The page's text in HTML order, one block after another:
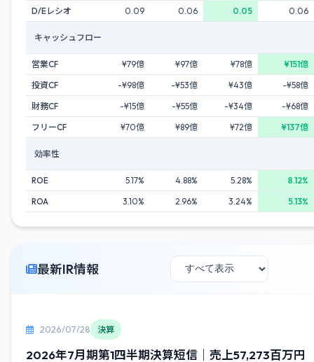
D/Eレシオ
0.09 0.06 0.05 0.06
キャッシュフロー
営業CF ¥79億 ¥97億 ¥78億
¥151億
投資CF
-¥98億 -¥53億 ¥43億
-¥58億
財務CF
-¥15億 -¥55億 -¥34億
-¥68億
フリーCF
¥70億 ¥89億 ¥72億 ¥137億
効率性
ROE 5.17% 4.88% 5.28%
8.12%
ROA
3.10% 2.96% 3.24% 5.13%
最新IR情報
2026/07/28 決算
2026年7月期第1四半期決算短信｜売上57,273百万円